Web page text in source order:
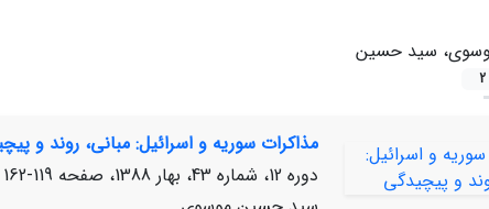
سید حسین
2
مذاکرات سوریه و اسرائیل: مبانی، روند و
دوره 12، شماره 43، بهار 1388، صفحه
119-162